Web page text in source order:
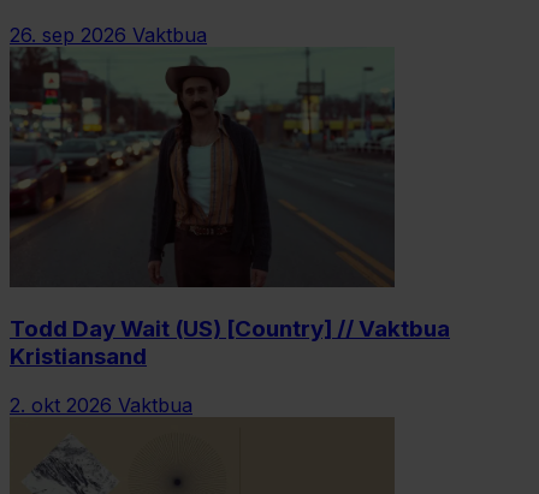
26. sep 2026 Vaktbua
Todd Day Wait (US) [Country] // Vaktbua
Kristiansand
2. okt 2026 Vaktbua